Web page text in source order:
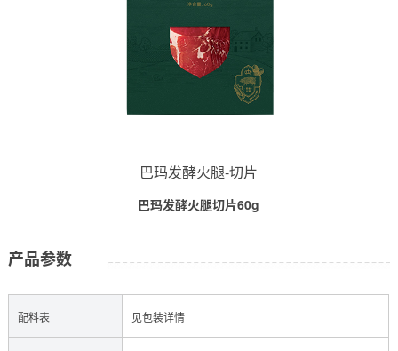
巴玛发酵火腿-切片
巴玛发酵火腿切片60g
产品参数
配料表 见包装详情